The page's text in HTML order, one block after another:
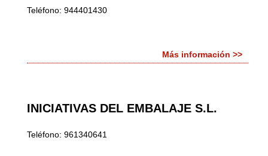
Teléfono: 944401430
Más información >>
INICIATIVAS DEL EMBALAJE S.L.
Teléfono: 961340641